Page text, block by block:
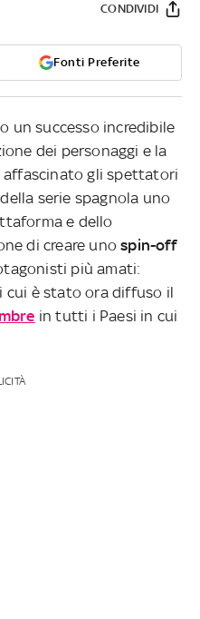
Fonti Preferite
CONDIVIDI
un successo incredibile
dei personaggi e la
affascinato gli spettatori
serie spagnola uno
e dello
di creare unospin-off
più amati:
cui è stato ora diffuso il
in tutti i Paesi in cui